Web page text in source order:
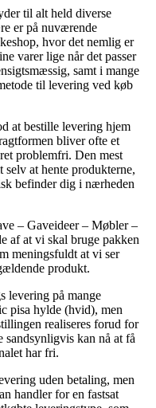
til alt held diverse
er på nuværende
hvor det nemlig er
varer lige når det passer
samt i mange
til levering ved køb
at bestille levering hjem
bliver ofte et
problemfri. Den mest
at hente produkterne,
befinder dig i nærheden
– Gaveideer – Møbler –
af at vi skal bruge pakken
meningsfuldt at vi ser
produkt.
levering på mange
pisa hylde (hvid), men
realiseres forud for
sandsynligvis kan nå at få
har fri.
uden betaling, men
handler for en fastsat